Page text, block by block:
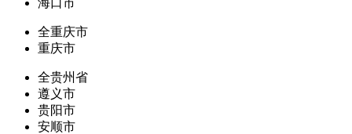
海口市
全重庆市
重庆市
全贵州省
遵义市
贵阳市
安顺市